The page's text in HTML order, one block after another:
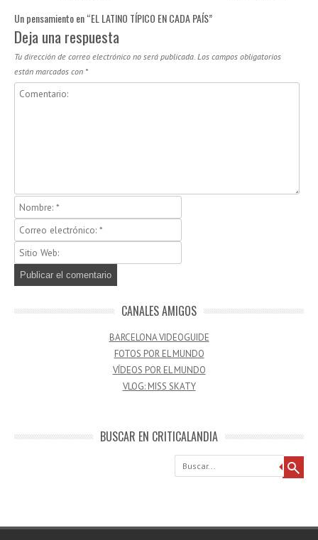
Un pensamiento en “EL LATINO TÍPICO EN CADA PAÍS”
Deja una respuesta
Tu dirección de correo electrónico no será publicada. Los campos obligatorios
están marcados con *
CANALES AMIGOS
BARCELONA VIDEOGUIDE
FOTOS POR EL MUNDO
VÍDEOS POR EL MUNDO
VLOG: MISS SKATY
BUSCAR EN CRITICALANDIA
Buscar